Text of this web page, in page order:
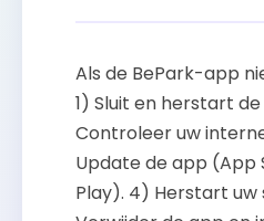
Als de BePark-app
1) Sluit en herstart
Controleer uw
Update de app (App
Play). 4) Herstart